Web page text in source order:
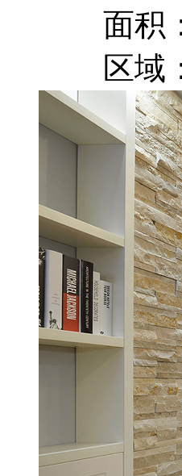
面积
区域